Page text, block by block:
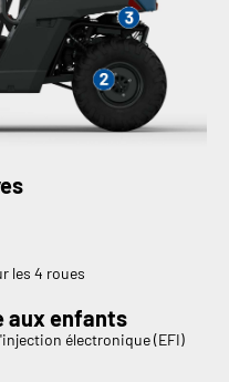
les 4 roues
aux enfants
électronique (EFI)